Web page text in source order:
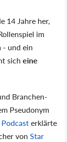
14 Jahre her,
im
und ein
sich eine
Branchen-
Pseudonym
erklärte
von Star